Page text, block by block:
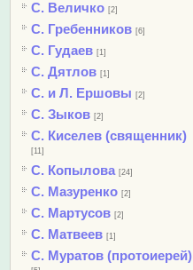
С. Величко [2]
С. Гребенников [6]
С. Гудаев [1]
С. Дятлов [1]
С. и Л. Ершовы [2]
С. Зыков [2]
С. Киселев (священник)
[11]
С. Копылова [24]
С. Мазуренко [2]
С. Мартусов [2]
С. Матвеев [1]
С. Муратов (протоиерей)